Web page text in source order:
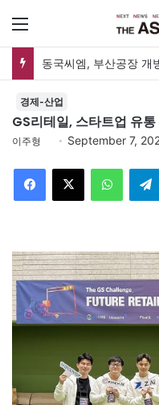
동국씨엠, 부산공장 개
경제-산업
GS리테일, 스타트업 유
이주형 September 7,